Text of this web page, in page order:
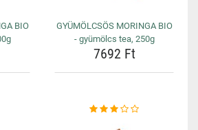
BIO
GYÜMÖLCSÖS MORINGA BIO
- gyümölcs tea, 250g
7692 Ft